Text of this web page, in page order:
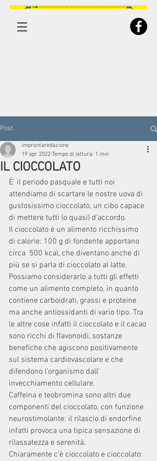
Post
IL CIOCCOLATO
improntaredazione
19 apr 2022 Tempo di lettura: 1 min
È' il periodo pasquale e tutti noi
attendiamo di scartare le nostre uova di
gustosissimo cioccolato, un cibo capace
di mettere tutti (o quasi) d'accordo.
Il cioccolato è un alimento ricchissimo
di calorie: 100 g di fondente apportano
circa  500 kcal, che diventano anche di
più se si parla di cioccolato al latte.
Possiamo considerarlo a tutti gli effetti
come un alimento completo, in quanto
contiene carboidrati, grassi e proteine
ma anche antiossidanti di vario tipo. Tra
le altre cose infatti il cioccolato e il cacao
sono ricchi di flavonoidi, sostanze
benefiche che agiscono positivamente
sul sistema cardiovascolare e che
difendono l'organismo dall'
invecchiamento cellulare.
Caffeina e teobromina sono altri due
componenti del cioccolato, con funzione
neurostimolante: il rilascio di endorfine
infatti provoca una tipica sensazione di
rilassatezza e serenità.
Chiaramente c'è cioccolato e cioccolato: